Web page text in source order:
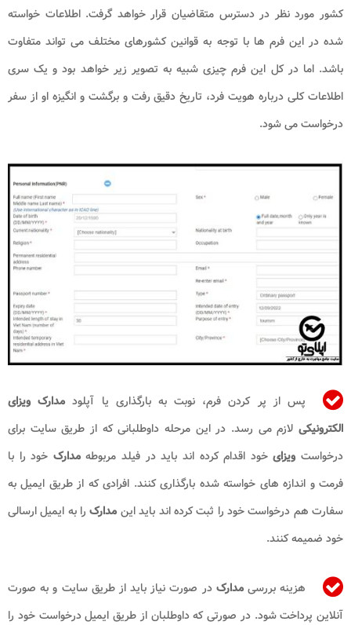
کشور مورد نظر در دسترس متقاضیان قرار خواهد گرفت. اطلاعات خواسته
شده در این فرم ها با توجه به قوانین کشورهای مختلف می تواند متفاوت
باشد. اما در کل این فرم چیزی شبیه به تصویر زیر خواهد بود و یک سری
اطلاعات کلی درباره هویت فرد، تاریخ دقیق رفت و برگشت و انگیزه او از سفر
درخواست می شود.
پس از پر کردن فرم، نوبت به بارگذاری یا آپلود مدارک ویزای
الکترونیکی لازم می رسد. در این مرحله داوطلبانی که از طریق سایت برای
درخواستویزایخود اقدام کرده اند باید در فیلد مربوطهمدارک خود را با
فرمت و اندازه های خواسته شده بارگذاری کنند. افرادی که از طریق ایمیل به
سفارت هم درخواست خود را ثبت کرده اند باید این مدارکرا به ایمیل ارسالی
خود ضمیمه کنند.
هزینه بررسیمدارک در صورت نیاز باید از طریق سایت و به صورت
آنلاین پرداخت شود. در صورتی که داوطلبان از طریق ایمیل درخواست خود را